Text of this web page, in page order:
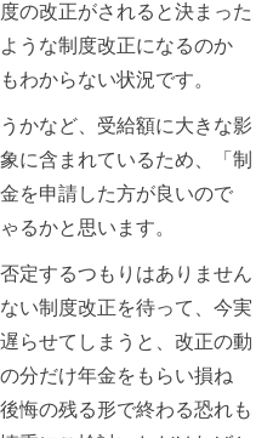
の改正がされると決まった
うな制度改正になるのか
わからない状況です。
かなど、受給額に大きな影
に含まれているため、「制
を申請した方が良いので
るかと思います。
定するつもりはありません
い制度改正を待って、今実
らせてしまうと、改正の動
分だけ年金をもらい損ね
悔の残る形で終わる恐れも